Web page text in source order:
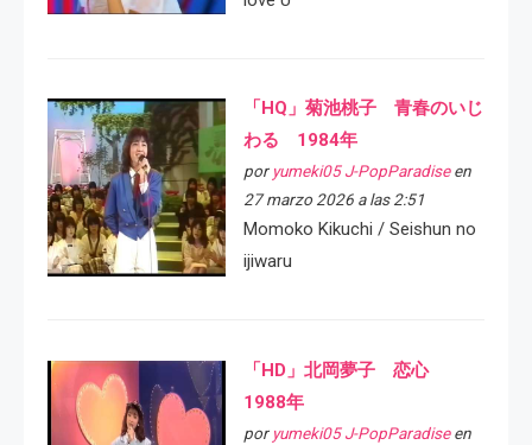
「HQ」菊池桃子 青春のいじ
わる 1984年
por yumeki05 J-PopParadiseen
27 marzo 2026 a las 2:51
Momoko Kikuchi / Seishun no
ijiwaru
「HD」北岡夢子 恋心
1988年
por yumeki05 J-PopParadiseen